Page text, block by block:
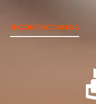
CONTÁCTANOS